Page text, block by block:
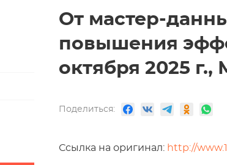
От мастер-
повышения
октября 2025 г.,
Поделиться:
Ссылка на оригинал: http://